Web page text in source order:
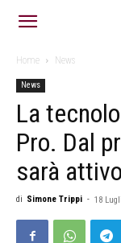
Home News
News
La
Pro. Dal
sarà
di Simone Trippi - 18